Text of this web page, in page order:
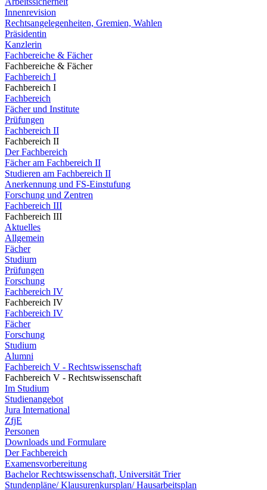
Innenrevision
Rechtsangelegenheiten, Gremien, Wahlen
Präsidentin
Kanzlerin
Fachbereiche & Fächer
Fachbereiche & Fächer
Fachbereich I
Fachbereich I
Fachbereich
Fächer und Institute
Prüfungen
Fachbereich II
Fachbereich II
Der Fachbereich
Fächer am Fachbereich II
Studieren am Fachbereich II
Anerkennung und FS-Einstufung
Forschung und Zentren
Fachbereich III
Fachbereich III
Aktuelles
Allgemein
Fächer
Studium
Prüfungen
Forschung
Fachbereich IV
Fachbereich IV
Fachbereich IV
Fächer
Forschung
Studium
Alumni
Fachbereich V - Rechtswissenschaft
Fachbereich V - Rechtswissenschaft
Im Studium
Studienangebot
Jura International
ZfjE
Personen
Downloads und Formulare
Der Fachbereich
Examensvorbereitung
Bachelor Rechtswissenschaft, Universität Trier
Stundenpläne/ Klausurenkursplan/ Hausarbeitsplan